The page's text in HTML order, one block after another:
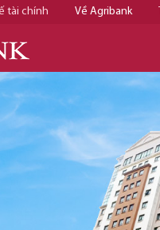
tài chính Về Agribank